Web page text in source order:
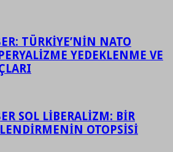
TÜRKİYE’NİN NATO
YEDEKLENME VE
SOL LİBERALİZM: BİR
OTOPSİSİ